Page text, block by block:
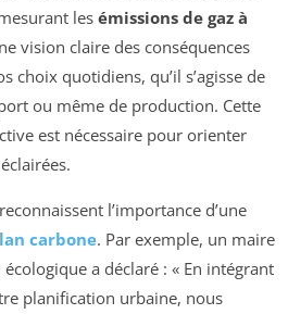
les émissions de gaz à
vision claire des conséquences
choix quotidiens, qu’il s’agisse de
ou même de production. Cette
est nécessaire pour orienter
l’importance d’une
carbone. Par exemple, un maire
a déclaré : « En intégrant
planification urbaine, nous